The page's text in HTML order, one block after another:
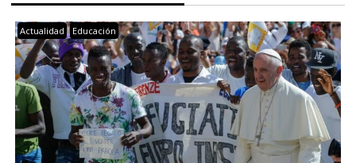
Actualidad Educación